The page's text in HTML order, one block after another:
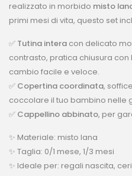
realizzato in morbido misto
primi mesi di vita, questo set
✅ Tutina intera con delicato
contrasto, pratica chiusura
cambio facile e veloce.
✅ Copertina coordinata,
coccolare il tuo bambino nelle
✅ Cappellino abbinato, per
✨ Materiale: misto lana
✨ Taglia: 0/1 mese, 1/3 mesi
✨ Ideale per: regali nascita,